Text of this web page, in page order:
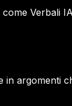
Verbali
argomenti